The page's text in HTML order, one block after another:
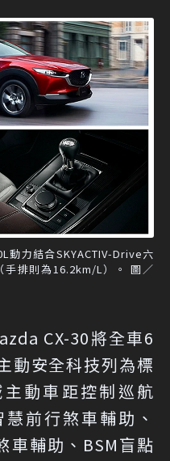
動力結合SKYACTIV-Drive六
排則為16.2km/L）。 圖／
CX-30將全車6
動安全科技列為標
主動車距控制巡航
慧前行煞車輔助、
車輔助、BSM盲點